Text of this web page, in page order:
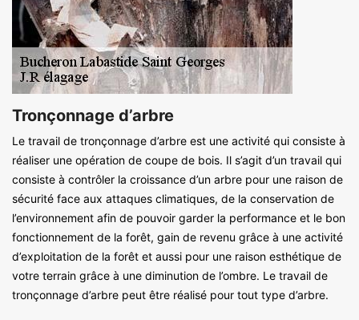
Tronçonnage d’arbre
Le travail de tronçonnage d’arbre est une activité qui consiste à
réaliser une opération de coupe de bois. Il s’agit d’un travail qui
consiste à contrôler la croissance d’un arbre pour une raison de
sécurité face aux attaques climatiques, de la conservation de
l’environnement afin de pouvoir garder la performance et le bon
fonctionnement de la forêt, gain de revenu grâce à une activité
d’exploitation de la forêt et aussi pour une raison esthétique de
votre terrain grâce à une diminution de l’ombre. Le travail de
tronçonnage d’arbre peut être réalisé pour tout type d’arbre.